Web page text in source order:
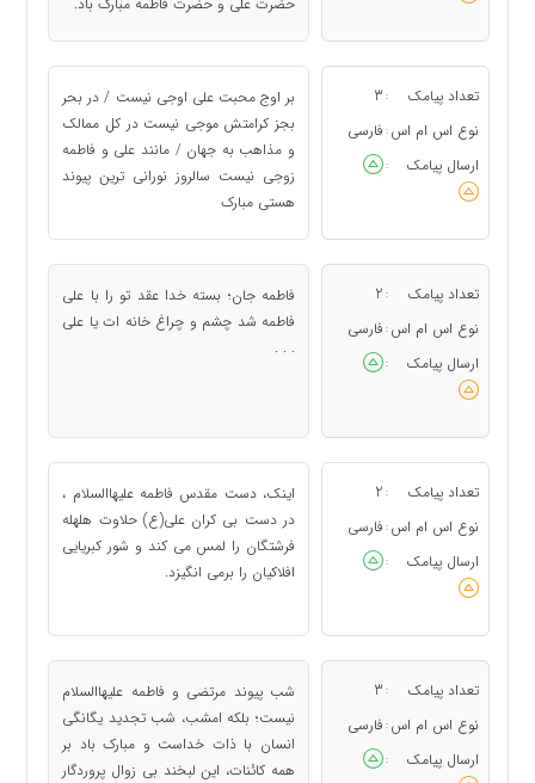
تعداد پیامک :
3
نوع اس ام اس : فارسی
ارسال پیامک
:
بر اوج محبت علی اوجی نیست / در بحر
بجز کرامتش موجی نیست در کل ممالک
و مذاهب به جهان / مانند علی و فاطمه
زوجی نیست سالروز نورانی ترین پیوند
هستی مبارک
تعداد پیامک :
2
نوع اس ام اس : فارسی
ارسال پیامک
:
فاطمه جان؛ بسته خدا عقد تو را با علی
فاطمه شد چشم و چراغ خانه ات یا علی
. . .
تعداد پیامک :
2
نوع اس ام اس : فارسی
ارسال پیامک
:
اینک، دست مقدس فاطمه علیهاالسلام ،
در دست بی کران علی(ع) حلاوت هلهله
فرشتگان را لمس می کند و شور کبریایی
افلاکیان را برمی انگیزد.
تعداد پیامک :
3
نوع اس ام اس : فارسی
ارسال پیامک
:
شب پیوند مرتضی و فاطمه علیهاالسلام
نیست؛ بلکه امشب، شب تجدید یگانگی
انسان با ذات خداست و مبارک باد بر
همه کائنات، این لبخند بی زوال پروردگار